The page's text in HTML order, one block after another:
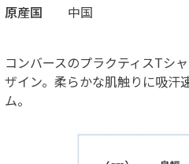
原産国
中国
コンバースのプラクティスTシ
ザイン。柔らかな肌触りに吸汗
ム。